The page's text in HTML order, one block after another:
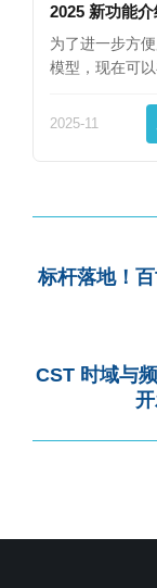
2025 新功能
篇】
为了进一步方
模型，现在可
2025-11
标杆落地！
CST 时域与